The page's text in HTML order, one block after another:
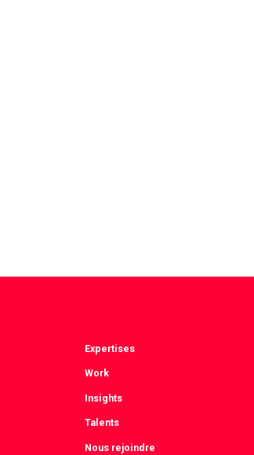
Expertises
Work
Insights
Talents
Nous rejoindre